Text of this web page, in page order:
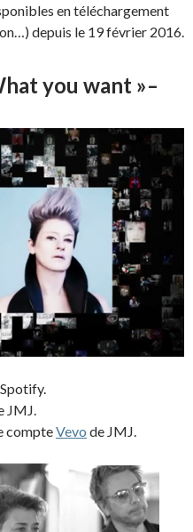
en téléchargement
depuis le 19 février 2016.
you want »–
JMJ.
compteVevo de JMJ.